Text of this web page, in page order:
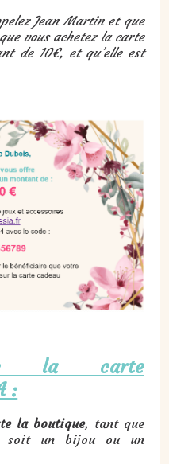
Jean Martin et que
vous achetez la carte
de 10€, et qu’elle est
de la carte
:
la boutique, tant que
soit un bijou ou un